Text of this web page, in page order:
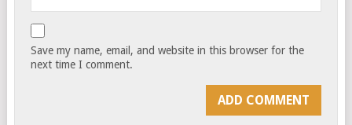
Save my name, email, and website in this browser for the
next time I comment.